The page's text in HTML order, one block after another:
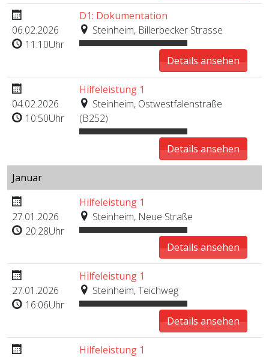
06.02.2026
11:10Uhr
D1: Dokumentation
Steinheim, Billerbecker Strasse
Details ansehen
04.02.2026
10:50Uhr
Hilfeleistung 1
Steinheim, Ostwestfalenstraße
(B252)
Details ansehen
Januar
27.01.2026
20:28Uhr
Hilfeleistung 1
Steinheim, Neue Straße
Details ansehen
27.01.2026
16:06Uhr
Hilfeleistung 1
Steinheim, Teichweg
Details ansehen
Hilfeleistung 1